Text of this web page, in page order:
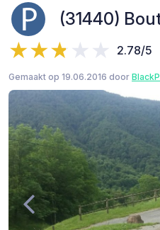
(31440)
2.78/5
Gemaakt op 19.06.2016 door